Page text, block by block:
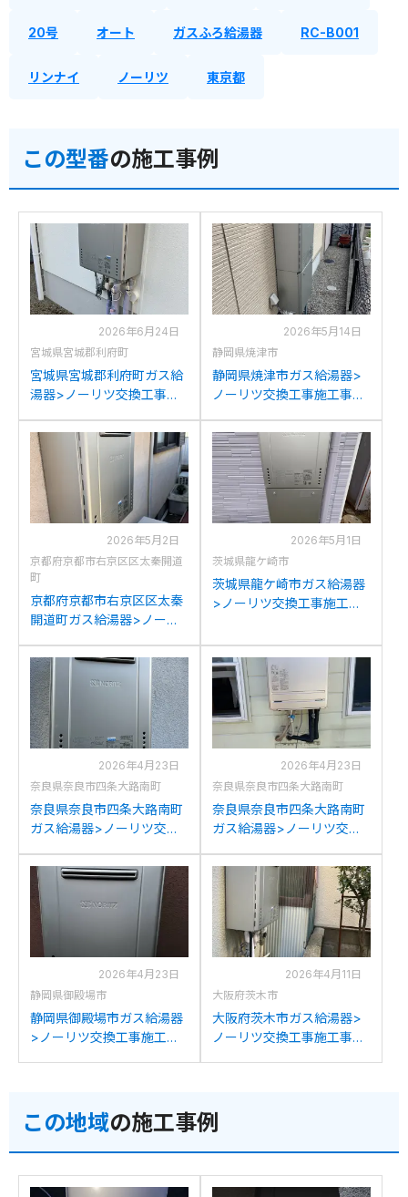
20号 オート ガスふろ給湯器 RC-B001
リンナイ ノーリツ 東京都
この型番の施工事例
2026年6月24日
宮城県宮城郡利府町
宮城県宮城郡利府町ガス給
湯器>ノーリツ交換工事施
C2042SAWX-MBからノー
リツGT-C2072SAW BLへ
の交換
2026年5月14日
静岡県焼津市
静岡県焼津市ガス給湯器>
ノーリツ交換工事施工事
A2003SAW(A)からノーリ
ツGT-C2072SAW BLへの
交換
2026年5月2日
京都府京都市右京区区太秦開道
町
京都府京都市右京区区太秦
開道町ガス給湯器>ノーリ
リツGT-2428SAWXからノ
ーリツGT-C2072SAW BL
への交換
2026年5月1日
茨城県龍ケ崎市
茨城県龍ケ崎市ガス給湯器
>ノーリツ交換工事施工事
C2052SAWX-2からノーリ
ツGT-C2072SAW BLへの
交換
2026年4月23日
奈良県奈良市四条大路南町
奈良県奈良市四条大路南町
ガス給湯器>ノーリツ交換
GT-C2032SAWXからノー
リツGT-C2072SAW BLへ
の交換
2026年4月23日
奈良県奈良市四条大路南町
奈良県奈良市四条大路南町
ガス給湯器>ノーリツ交換
GT-C2032SAWXからノー
リツGT-C2072SAW BLへ
の交換
2026年4月23日
静岡県御殿場市
静岡県御殿場市ガス給湯器
>ノーリツ交換工事施工事
2026年4月11日
大阪府茨木市
大阪府茨木市ガス給湯器>
ノーリツ交換工事施工事
換
この地域の施工事例